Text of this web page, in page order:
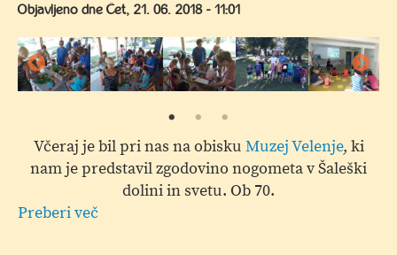
Objavljeno dne Čet, 21. 06. 2018 - 11:01
Včeraj je bil pri nas na obisku Muzej Velenje, ki
nam je predstavil zgodovino nogometa v Šaleški
dolini in svetu. Ob 70.
Preberi več